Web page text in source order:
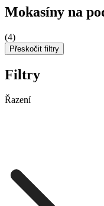
Mokasíny na
(4)
Přeskočit filtry
Filtry
Řazení